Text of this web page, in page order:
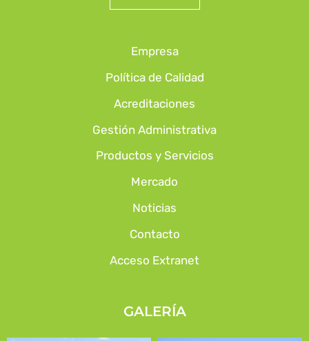
Empresa
Política de Calidad
Acreditaciones
Gestión Administrativa
Productos y Servicios
Mercado
Noticias
Contacto
Acceso Extranet
GALERÍA